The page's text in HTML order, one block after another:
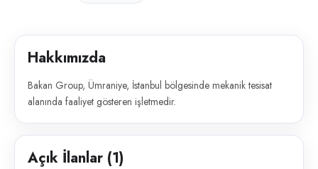
Hakkımızda
Bakan Group, Ümraniye, İstanbul bölgesinde mekanik tesisat
alanında faaliyet gösteren işletmedir.
Açık İlanlar (1)